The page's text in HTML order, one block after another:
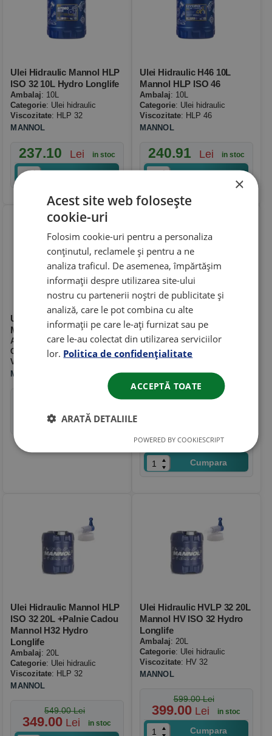
Ulei Hidraulic Mannol HLP
ISO 32 10L Hydro Longlife
Ambalaj: 10L
Categorie: Ulei hidraulic
Viscozitate: HLP 32
MANNOL
237.10 Lei in stoc
Cumpara
Ulei Hidraulic H46 10L
Mannol HLP ISO 46
Ambalaj: 10L
Categorie: Ulei hidraulic
Viscozitate: HLP 46
MANNOL
240.91 Lei in stoc
Cumpara
Ulei Hidraulic HLP ISO 68
Mannol Hydro Longlife 10L
Ambalaj
: 10L
Categorie
: Ulei hidraulic
Viscozitate
MANNOL
Cumpara
Ulei Hidraulic H46 20L
Mannol HLP 46 +palnie
Cadou
Ambalaj: 20L
Aplicatii: Ulei hidraulic extrema
presiuni DIN 51524 partea 2
319.00 Lei in stoc
Cumpara
Ulei Hidraulic Mannol HLP
ISO 32 20L +palnie Cadou
Mannol H32 Hydro
Longlife
Ambalaj: 20L
Categorie: Ulei hidraulic
Viscozitate: HLP 32
MANNOL
549.00 Lei
349.00 Lei in stoc
Ulei Hidraulic HVLP 32 20L
Mannol HV ISO 32 Hydro
Longlife
Ambalaj: 20L
Categorie: Ulei hidraulic
Viscozitate: HV 32
MANNOL
599.00 Lei
399.00 Lei in stoc
Cumpara
×
Acest site web folosește
cookie-uri
Folosim cookie-uri pentru a personaliza
conținutul, reclamele și pentru a ne
analiza traficul. De asemenea, împărtășim
informații despre utilizarea site-ului
nostru cu partenerii noștri de publicitate și
analiză, care le pot combina cu alte
informații pe care le-ați furnizat sau pe
care le-au colectat din utilizarea serviciilor
lor. Politica de confidențialitate
ACCEPTĂ TOATE
ARATĂ DETALIILE
POWERED BY COOKIESCRIPT